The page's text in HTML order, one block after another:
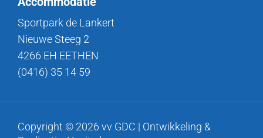
Sportpark de Lankert
Nieuwe Steeg 2
4266 EH EETHEN
(0416) 35 14 59
Copyright © 2026 vv GDC | Ontwikkeling &